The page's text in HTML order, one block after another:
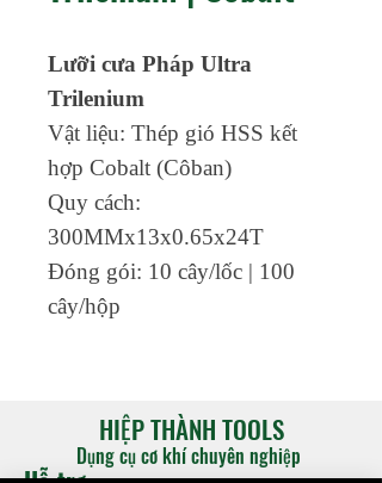
Lưỡi cưa Pháp Ultra
Trilenium
Vật liệu: Thép gió HSS kết
hợp Cobalt (Côban)
Quy cách:
300MMx13x0.65x24T
Đóng gói: 10 cây/lốc | 100
cây/hộp
Dụng cụ cơ khí chuyên nghiệp
HIỆP THÀNH TOOLS